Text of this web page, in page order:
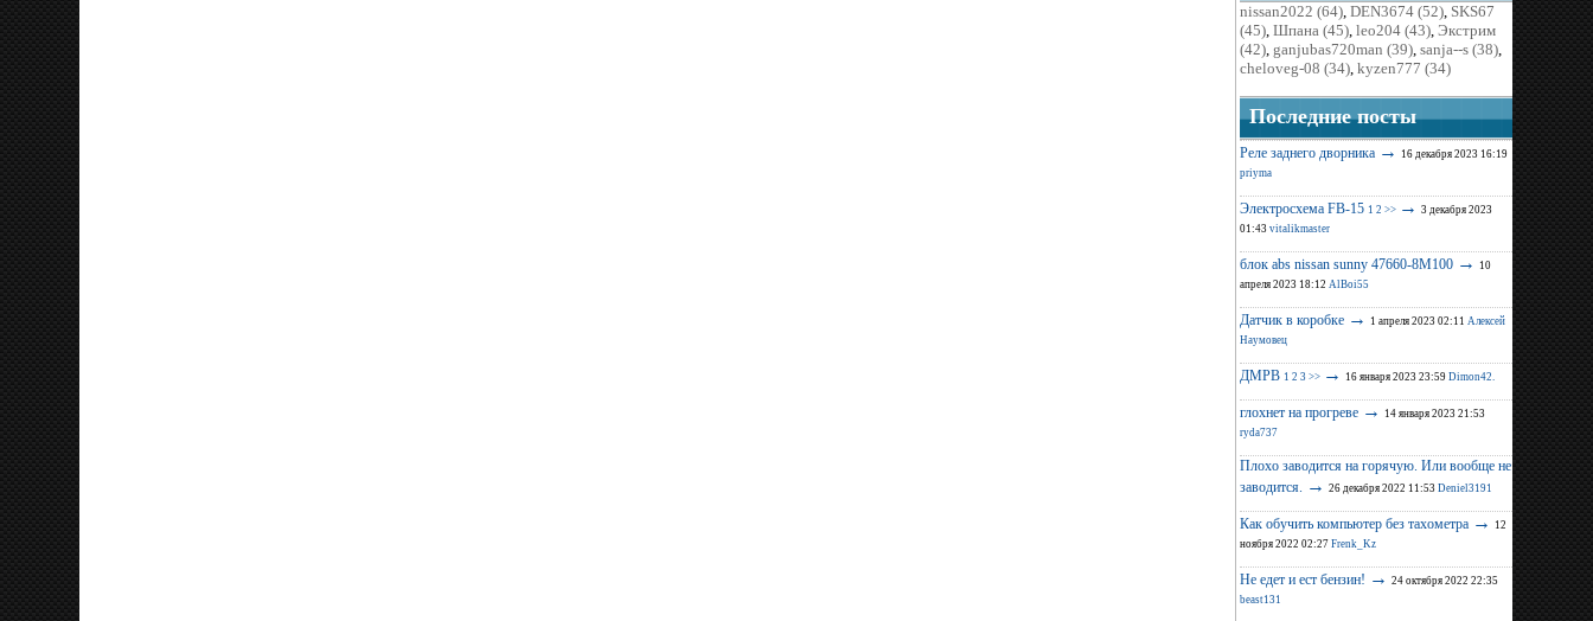
nissan2022 (64) DEN3674 (52) SKS67
(45) Шпана (45) leo204 (43) Экстрим
(42) ganjubas720man (39) sanja--s (38)
cheloveg-08 (34) kyzen777 (34)
Последние поcты
Реле заднего дворника →
16 декабря 2023 16:19
priyma
Электросхема FB-15 1 2 >> → 3 декабря 2023
01:43 vitalikmaster
блок abs nissan sunny 47660-8M100 →
10
апреля 2023 18:12 AlBoi55
Датчик в коробке → 1 апреля 2023 02:11 Алексей
Наумовец
ДМРВ 1 2 3 >> → 16 января 2023 23:59 Dimon42.
глохнет на прогреве →
14 января 2023 21:53
ryda737
Плохо заводится на горячую. Или вообще не
заводится.
→ 26 декабря 2022 11:53 Deniel3191
Как обучить компьютер без тахометра →
12
ноября 2022 02:27 Frenk_Kz
Не едет и ест бензин! → 24 октября 2022 22:35
beast131